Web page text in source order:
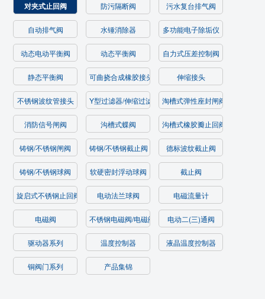
对夹式止回阀 防污隔断阀 污水复台排气阀
自动排气阀 水锤消除器 多功能电子除垢仪
动态电动平衡阀 动态平衡阀 自力式压差控制阀
静态平衡阀 可曲挠合成橡胶接头 伸缩接头
不锈钢波纹管接头 Y型过滤器/伸缩过滤器 淘槽式弹性座封闸阀
消防信号闸阀 沟槽式蝶阀 沟槽式橡胶瓣止回阀/过滤器
铸钢/不锈钢闸阀 铸钢/不锈钢截止阀 德标波纹截止阀
铸钢/不锈钢球阀 软硬密封浮动球阀 截止阀
旋启式不锈钢止回阀 电动法兰球阀 电磁流量计
电磁阀 不锈钢电磁阀/电磁阀 电动二(三)通阀
驱动器系列 温度控制器 液晶温度控制器
铜阀门系列 产品集锦